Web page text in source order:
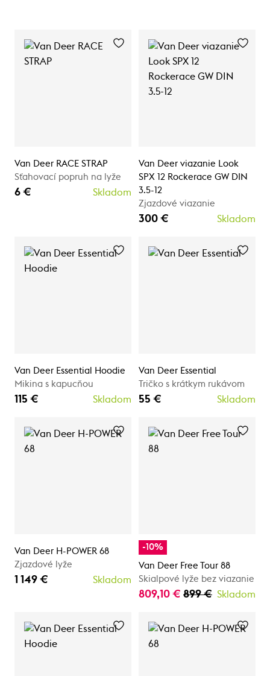
Van Deer RACE STRAP
Sťahovací popruh na lyže
6 € Skladom
Van Deer viazanie Look
SPX 12 Rockerace GW DIN
3.5-12
Zjazdové viazanie
300 € Skladom
Van Deer Essential Hoodie
Mikina s kapucňou
115 € Skladom
Van Deer Essential
Tričko s krátkym rukávom
55 € Skladom
Van Deer H-POWER 68
Zjazdové lyže
1 149 € Skladom
-10%
Van Deer Free Tour 88
Skialpové lyže bez viazanie
809,10 € 899 € Skladom